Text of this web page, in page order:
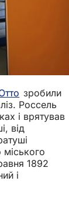
зробили
Россель
і врятував
від
1892
і